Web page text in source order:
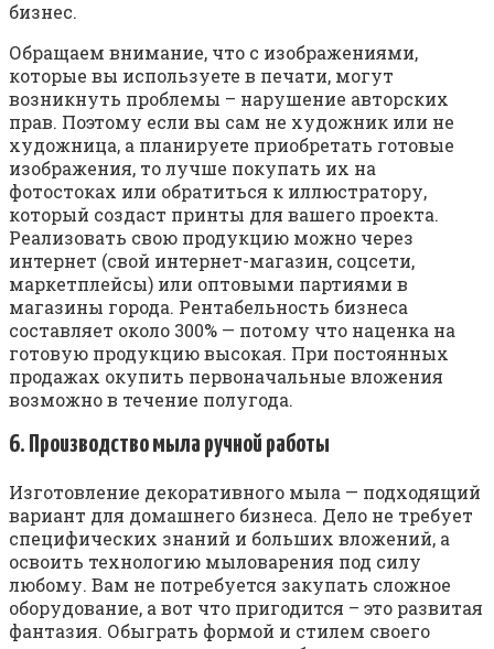
бизнес.
Обращаем внимание, что с изображениями,
которые вы используете в печати, могут
возникнуть проблемы – нарушение авторских
прав. Поэтому если вы сам не художник или не
художница, а планируете приобретать готовые
изображения, то лучше покупать их на
фотостоках или обратиться к иллюстратору,
который создаст принты для вашего проекта.
Реализовать свою продукцию можно через
интернет (свой интернет-магазин, соцсети,
маркетплейсы) или оптовыми партиями в
магазины города. Рентабельность бизнеса
составляет около 300% — потому что наценка на
готовую продукцию высокая. При постоянных
продажах окупить первоначальные вложения
возможно в течение полугода.
6. Производство мыла ручной работы
Изготовление декоративного мыла — подходящий
вариант для домашнего бизнеса. Дело не требует
специфических знаний и больших вложений, а
освоить технологию мыловарения под силу
любому. Вам не потребуется закупать сложное
оборудование, а вот что пригодится – это развитая
фантазия. Обыграть формой и стилем своего